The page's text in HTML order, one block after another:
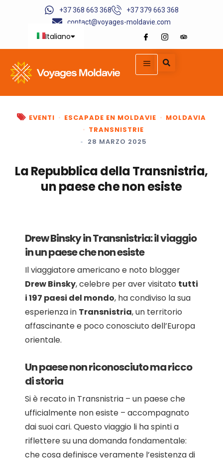
+37 368 663 368
+37 379 663 368
contact@voyages-moldavie.com
Italiano
EVENTI ESCAPADE EN MOLDAVIE
MOLDAVIA
TRANSNISTRIE
• 28 MARZO 2025
La Repubblica della Transnistria,
un paese che non esiste
Drew Binsky in Transnistria: il viaggio
in un paese che non esiste
Il viaggiatore americano e noto blogger
Drew Binsky, celebre per aver visitato tutti
i 197 paesi del mondo, ha condiviso la sua
esperienza in Transnistria, un territorio
affascinante e poco conosciuto dell’Europa
orientale.
Un paese non riconosciuto ma ricco
di storia
Si è recato in Transnistria – un paese che
ufficialmente non esiste – accompagnato
dai suoi cari. Questo viaggio li ha spinti a
riflettere su una domanda fondamentale:
che cosa definisce veramente l’esistenza di